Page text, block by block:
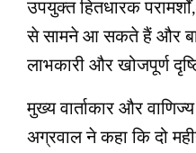
उपयुक्त हितधारक
से सामने आ सकते हैं और
लाभकारी और खोजपूर्ण
मुख्य वार्ताकार और
अग्रवाल ने कहा कि दो